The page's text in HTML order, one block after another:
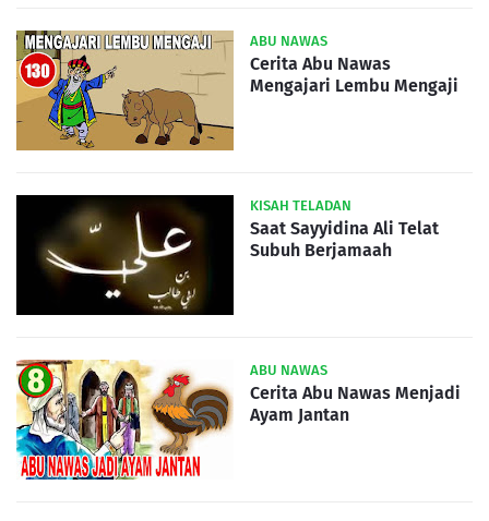
ABU NAWAS
Cerita Abu Nawas
Mengajari Lembu Mengaji
KISAH TELADAN
Saat Sayyidina Ali Telat
Subuh Berjamaah
ABU NAWAS
Cerita Abu Nawas Menjadi
Ayam Jantan